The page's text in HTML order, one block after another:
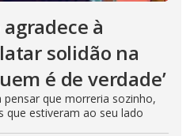
à
solidão na
é de verdade’
que morreria sozinho,
que estiveram ao seu lado